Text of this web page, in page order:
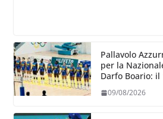
Pallavolo
per la
Darfo Boario: il
09/08/2026